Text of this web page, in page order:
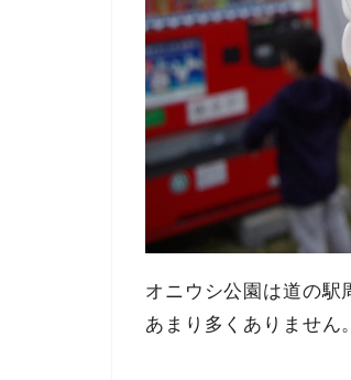
オニウシ公園は道の駅
あまり多くありません。